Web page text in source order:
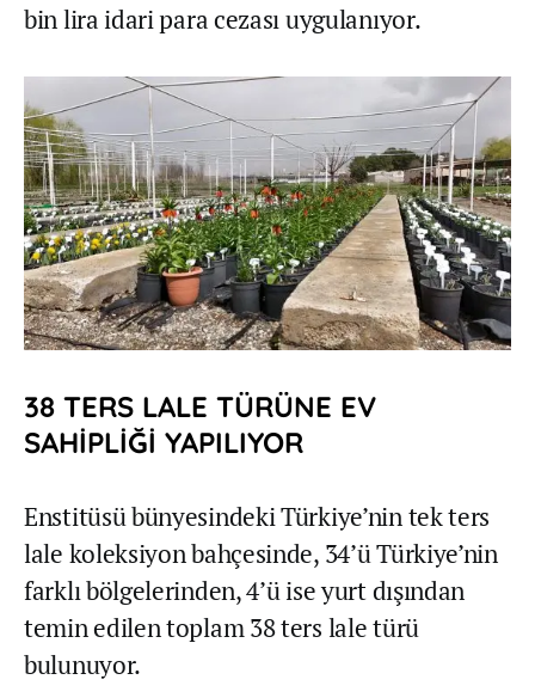
bin lira idari para cezası uygulanıyor.
38 TERS LALE TÜRÜNE EV
SAHİPLİĞİ YAPILIYOR
Enstitüsü bünyesindeki Türkiye’nin tek ters
lale koleksiyon bahçesinde, 34’ü Türkiye’nin
farklı bölgelerinden, 4’ü ise yurt dışından
temin edilen toplam 38 ters lale türü
bulunuyor.